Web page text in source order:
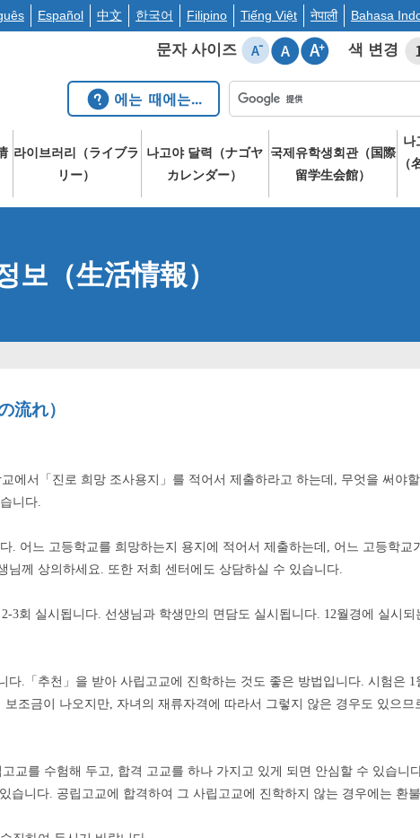
Español 中文 한국어 Filipino Tiếng Việt नेपाली Bahasa
색 변경
문자 사이즈
라이브러리（ライブラ
リー）
나고야 달력（ナゴヤ
カレンダー）
국제유학생회관（国際
留学生会館）
나
（
보（生活情報）
流れ）
에서 「 진로 희망 조사용지 」 를 적어서 제출하라고 하는데 , 무엇을 써야
니다.
. 어느 고등학교를 희망하는지 용지에 적어서 제출하는데 , 어느 고등학교
님께 상의하세요. 또한 저희 센터에도 상담하실 수 있습니다.
2-3회 실시됩니다. 선생님과 학생만의 면담도 실시됩니다. 12월경에 실시되
다. 「 추천 」 을 받아 사립고교에 진학하는 것도 좋은 방법입니다. 시험은 1
보조금이 나오지만, 자녀의 재류자격에 따라서 그렇지 않은 경우도 있으므
교를 수험해 두고, 합격 고교를 하나 가지고 있게 되면 안심할 수 있습니
습니다. 공립고교에 합격하여 그 사립고교에 진학하지 않는 경우에는 환